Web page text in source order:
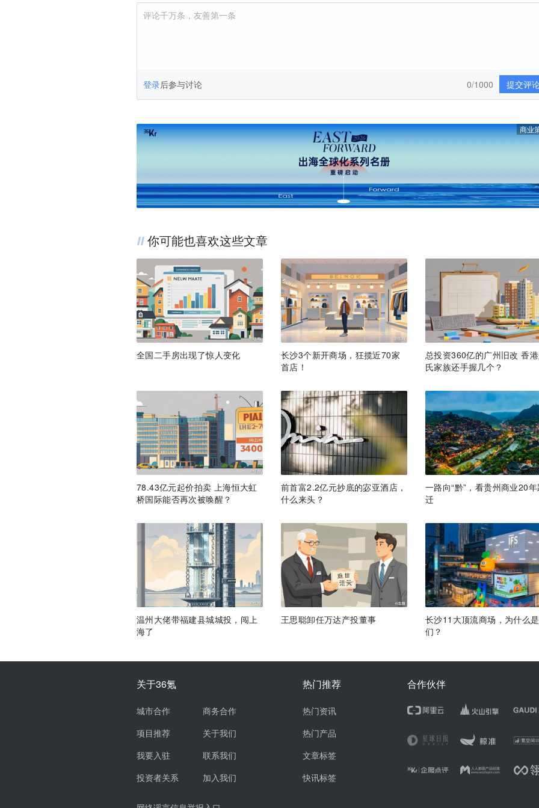
评论千万条，友善第一条
登录后参与讨论 提交评
0/1000
商业
你可能也喜欢这些文章
全国二手房出现了惊人变化
长沙3个新开商场，狂揽近70家
首店！
总投资360亿的广州旧改 香
氏家族还手握几个？
78.43亿元起价拍卖 上海恒大虹
桥国际能否再次被唤醒？
前首富2.2亿元抄底的宓亚酒店，
什么来头？
一路向“黔”，看贵州商业20
迁
温州大佬带福建县城城投，闯上
海了
王思聪卸任万达产投董事
长沙11大顶流商场，为什么
们？
关于36氪
城市合作
项目推荐
我要入驻
投资者关系
商务合作
关于我们
联系我们
加入我们
热门推荐
热门资讯
热门产品
文章标签
快讯标签
合作伙伴